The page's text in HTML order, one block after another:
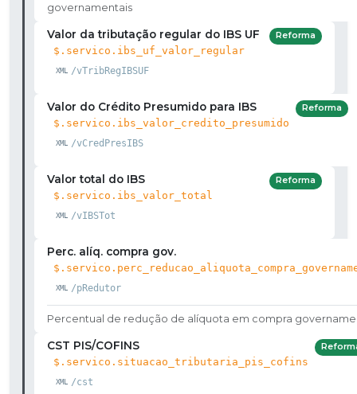
governamentais
Valor da tributação regular do IBS UF
$.servico.ibs_uf_valor_regular
/vTribRegIBSUF
Reforma
Valor do Crédito Presumido para IBS
$.servico.ibs_valor_credito_presumido
/vCredPresIBS
Reforma
Valor total do IBS
$.servico.ibs_valor_total
/vIBSTot
Reforma
Perc. alíq. compra gov.
/pRedutor
Percentual de redução de alíquota em compra
CST PIS/COFINS
$.servico.situacao_tributaria_pis_cofins
/cst